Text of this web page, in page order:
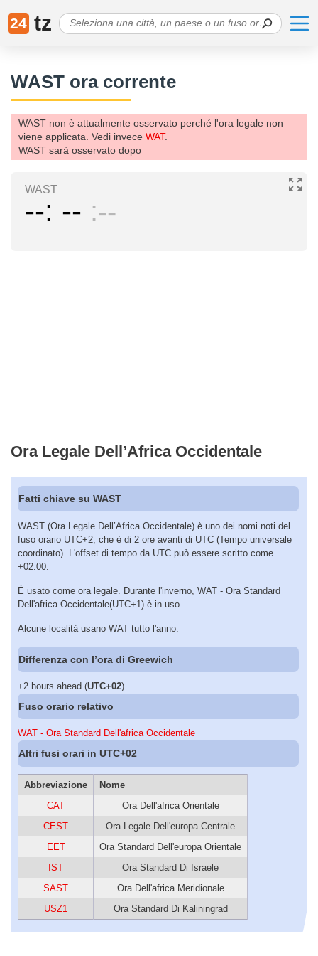
24 tz
WAST ora corrente
WAST non è attualmente osservato perché l'ora legale non
viene applicata. Vedi inveceWAT.
WAST sarà osservato dopo
WAST
-- -- --
Ora Legale Dell’Africa Occidentale
Fatti chiave su WAST
WAST (Ora Legale Dell’Africa Occidentale) è uno dei nomi noti del
fuso orario UTC+2, che è di 2 ore avanti di UTC (Tempo universale
coordinato). L'offset di tempo da UTC può essere scritto come
+02:00.
È usato come ora legale. Durante l'inverno, WAT - Ora Standard
Dell'africa Occidentale(UTC+1) è in uso.
Alcune località usano WAT tutto l'anno.
Differenza con l’ora di Greewich
+2 hours ahead (UTC+02)
Fuso orario relativo
WAT - Ora Standard Dell'africa Occidentale
Altri fusi orari in UTC+02
Abbreviazione
Nome
CAT
Ora Dell'africa Orientale
CEST
Ora Legale Dell'europa Centrale
EET
Ora Standard Dell'europa Orientale
IST
Ora Standard Di Israele
SAST
Ora Dell'africa Meridionale
USZ1
Ora Standard Di Kaliningrad